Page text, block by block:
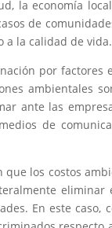
la economía
de
a la calidad de vida.
por factores
ambientales
ante las
de
los costos
En este caso,